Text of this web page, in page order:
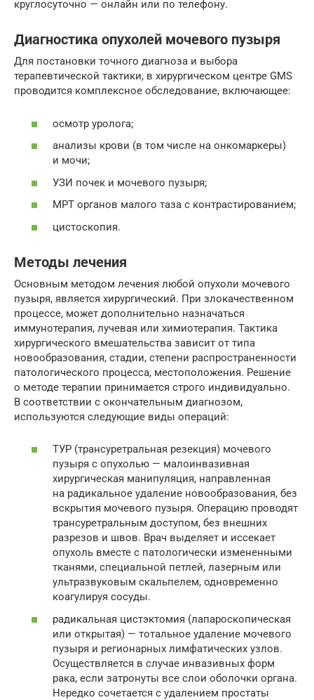
круглосуточно — онлайн или по телефону.
Диагностика опухолей мочевого пузыря
Для постановки точного диагноза и выбора
терапевтической тактики, в хирургическом центре GMS
проводится комплексное обследование, включающее:
осмотр уролога;
анализы крови (в том числе на онкомаркеры)
и мочи;
УЗИ почек и мочевого пузыря;
МРТ органов малого таза с контрастированием;
цистоскопия.
Методы лечения
Основным методом лечения любой опухоли мочевого
пузыря, является хирургический. При злокачественном
процессе, может дополнительно назначаться
иммунотерапия, лучевая или химиотерапия. Тактика
хирургического вмешательства зависит от типа
новообразования, стадии, степени распространенности
патологического процесса, местоположения. Решение
о методе терапии принимается строго индивидуально.
В соответствии с окончательным диагнозом,
используются следующие виды операций:
ТУР (трансуретральная резекция) мочевого
пузыря с опухолью — малоинвазивная
хирургическая манипуляция, направленная
на радикальное удаление новообразования, без
вскрытия мочевого пузыря. Операцию проводят
трансуретральным доступом, без внешних
разрезов и швов. Врач выделяет и иссекает
опухоль вместе с патологически измененными
тканями, специальной петлей, лазерным или
ультразвуковым скальпелем, одновременно
коагулируя сосуды.
радикальная цистэктомия (лапароскопическая
или открытая) — тотальное удаление мочевого
пузыря и регионарных лимфатических узлов.
Осуществляется в случае инвазивных форм
рака, если затронуты все слои оболочки органа.
Нередко сочетается с удалением простаты